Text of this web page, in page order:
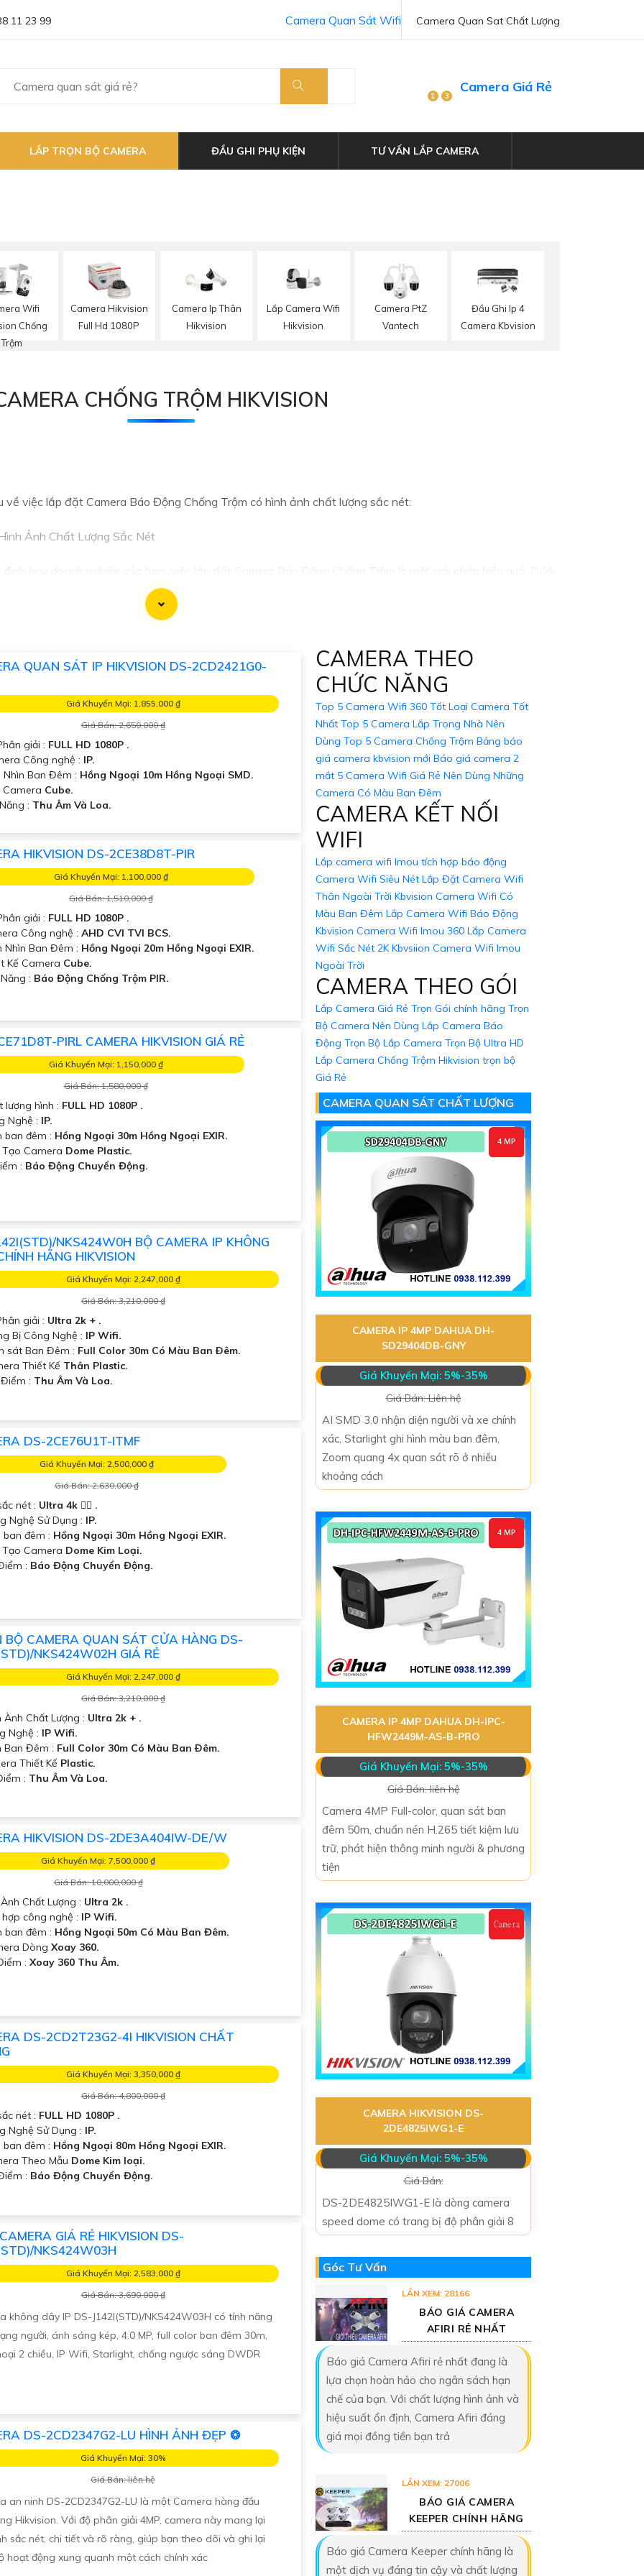
11 23 99 Camera Quan Sat Chất Lượng
Camera Quan Sát Wifi
1 3
Camera Giá Rẻ
LẮP TRỌN BỘ CAMERA ĐẦU GHI PHỤ KIỆN TƯ VẤN LẮP CAMERA
Wifi
Chống
Trộm
Camera Hikvision
Full Hd 1080P
Camera Ip Thân
Hikvision
Lắp Camera Wifi
Hikvision
Camera PtZ
Vantech
Đầu Ghi Ip 4
Camera Kbvision
CHỐNG TRỘM HIKVISION
việc lắp đặt Camera Báo Động Chống Trộm có hình ảnh chất lượng sắc nét:
Ảnh Chất Lượng Sắc Nét
cao như Full HD hoặc 4K để tin tưởng
ống kính chất lượng sẽ cung cấp hình ảnh sắc nét hơn và có khả năng quan sát xa hơn.
nên có khả năng ghi hình liên tục và tự động lưu trữ dữ liệu lên đám mây để tránh mất dữ liệu khi thiết bị bị
kết nối với nhiều thiết bị và hỗ trợ xem từ xa qua ứng dụng trên điện thoại di động hoặc máy tính.
Chống Trộm với hình ảnh chất lượng sắc nét, hãy liên hệ với các đơn vị cung cấp và lắp đặt Camera uy tín
nhất.
cho nhu cầu của mình. Xin cảm ơn và chúc bạn thành công!
Camera có thể nhận biết cho bạn. Nếu cần thêm thông tin hoặc tư vấn chi tiết hơn, đừng ngần ngại để lại
QUAN SÁT IP HIKVISION DS-2CD2421G0-
Giá Khuyến Mại: 1,855,000 ₫
Giá Bán: 2,650,000 ₫
giải : FULL HD 1080P .
Công nghệ : IP.
Ban Đêm : Hồng Ngoại 10m Hồng Ngoại SMD.
Camera Cube.
: Thu Âm Và Loa.
HIKVISION DS-2CE38D8T-PIR
Giá Khuyến Mại: 1,100,000 ₫
Giá Bán: 1,510,000 ₫
giải : FULL HD 1080P .
Công nghệ : AHD CVI TVI BCS.
Nhìn Ban Đêm : Hồng Ngoại 20m Hồng Ngoại EXIR.
Kế Camera Cube.
: Báo Động Chống Trộm PIR.
PIRL CAMERA HIKVISION GIÁ RẺ
Giá Khuyến Mại: 1,150,000 ₫
Giá Bán: 1,580,000 ₫
lượng hình : FULL HD 1080P .
Nghệ : IP.
ban đêm : Hồng Ngoại 30m Hồng Ngoại EXIR.
Tạo Camera Dome Plastic.
: Báo Động Chuyển Động.
NKS424W0H BỘ CAMERA IP KHÔNG
HÃNG HIKVISION
Giá Khuyến Mại: 2,247,000 ₫
Giá Bán: 3,210,000 ₫
giải : Ultra 2k + .
Bị Công Nghệ : IP Wifi.
sát Ban Đêm : Full Color 30m Có Màu Ban Ðêm.
Thiết Kế Thân Plastic.
: Thu Âm Và Loa.
DS-2CE76U1T-ITMF
Giá Khuyến Mại: 2,500,000 ₫
Giá Bán: 2,630,000 ₫
nét : Ultra 4k 👍🏾 .
Nghệ Sử Dụng : IP.
đêm : Hồng Ngoại 30m Hồng Ngoại EXIR.
Tạo Camera Dome Kim Loại.
: Báo Động Chuyển Động.
BỘ CAMERA QUAN SÁT CỬA HÀNG DS-
NKS424W02H GIÁ RẺ
Giá Khuyến Mại: 2,247,000 ₫
Giá Bán: 3,210,000 ₫
Ành Chất Lượng : Ultra 2k + .
Nghệ : IP Wifi.
Ban Đêm : Full Color 30m Có Màu Ban Ðêm.
Thiết Kế Plastic.
: Thu Âm Và Loa.
HIKVISION DS-2DE3A404IW-DE/W
Giá Khuyến Mại: 7,500,000 ₫
Giá Bán: 10,000,000 ₫
Ành Chất Lượng : Ultra 2k .
công nghệ : IP Wifi.
ban đêm : Hồng Ngoại 50m Có Màu Ban Đêm.
Dòng Xoay 360.
: Xoay 360 Thu Âm.
DS-2CD2T23G2-4I HIKVISION CHẤT
Giá Khuyến Mại: 3,350,000 ₫
Giá Bán: 4,800,000 ₫
nét : FULL HD 1080P .
Nghệ Sử Dụng : IP.
đêm : Hồng Ngoại 80m Hồng Ngoại EXIR.
Theo Mẫu Dome Kim loại.
: Báo Động Chuyển Động.
GIÁ RẺ HIKVISION DS-
NKS424W03H
Giá Khuyến Mại: 2,583,000 ₫
Giá Bán: 3,690,000 ₫
không dây IP DS-J142I(STD)/NKS424W03H có tính năng
người, ánh sáng kép, 4.0 MP, full color ban đêm 30m,
2 chiều, IP Wifi, Starlight, chống ngược sáng DWDR
DS-2CD2347G2-LU HÌNH ẢNH ĐẸP ❂
Giá Khuyến Mại: 30%
Giá Bán: liên hệ
an ninh DS-2CD2347G2-LU là một Camera hàng đầu
Hikvision. Với độ phân giải 4MP, camera này mang lại
sắc nét, chi tiết và rõ ràng, giúp bạn theo dõi và ghi lại
hoạt động xung quanh một cách chính xác
CAMERA THEO
CHỨC NĂNG
Top 5 Camera Wifi 360 Tốt Loại Camera Tốt
Nhất Top 5 Camera Lắp Trong Nhà Nên
Dùng Top 5 Camera Chống Trộm Bảng báo
giá camera kbvision mới Báo giá camera 2
mắt 5 Camera Wifi Giá Rẻ Nên Dùng Những
Camera Có Màu Ban Đêm
CAMERA KẾT NỐI
WIFI
Lắp camera wifi Imou tích hợp báo động
Camera Wifi Siêu Nét Lắp Đặt Camera Wifi
Thân Ngoài Trời Kbvision Camera Wifi Có
Màu Ban Đêm Lắp Camera Wifi Báo Động
Kbvision Camera Wifi Imou 360 Lắp Camera
Wifi Sắc Nét 2K Kbvsiion Camera Wifi Imou
Ngoài Trời
CAMERA THEO GÓI
Lắp Camera Giá Rẻ Trọn Gói chính hãng Trọn
Bộ Camera Nên Dùng Lắp Camera Báo
Động Trọn Bộ Lắp Camera Trọn Bộ Ultra HD
Lắp Camera Chống Trộm Hikvision trọn bộ
Giá Rẻ
CAMERA QUAN SÁT CHẤT LƯỢNG
CAMERA IP 4MP DAHUA DH-
SD29404DB-GNY
Giá Khuyến Mại: 5%-35%
Giá Bán: Liên hệ
AI SMD 3.0 nhận diện người và xe chính
xác, Starlight ghi hình màu ban đêm,
Zoom quang 4x quan sát rõ ở nhiều
khoảng cách
CAMERA IP 4MP DAHUA DH-IPC-
HFW2449M-AS-B-PRO
Giá Khuyến Mại: 5%-35%
Giá Bán: liên hệ
Camera 4MP Full-color, quan sát ban
đêm 50m, chuẩn nén H.265 tiết kiệm lưu
trữ, phát hiện thông minh người & phương
tiện
CAMERA HIKVISION DS-
2DE4825IWG1-E
Giá Khuyến Mại: 5%-35%
Giá Bán:
DS-2DE4825IWG1-E là dòng camera
speed dome có trang bị độ phân giải 8
Góc Tư Vấn
LẦN XEM: 28166
BÁO GIÁ CAMERA
AFIRI RẺ NHẤT
Báo giá Camera Afiri rẻ nhất đang là
lựa chọn hoàn hảo cho ngân sách hạn
chế của bạn. Với chất lượng hình ảnh và
hiệu suất ổn định, Camera Afiri đáng
giá mọi đồng tiền bạn trả
LẦN XEM: 27006
BÁO GIÁ CAMERA
KEEPER CHÍNH HÃNG
Báo giá Camera Keeper chính hãng là
một dịch vụ đáng tin cậy và chất lượng